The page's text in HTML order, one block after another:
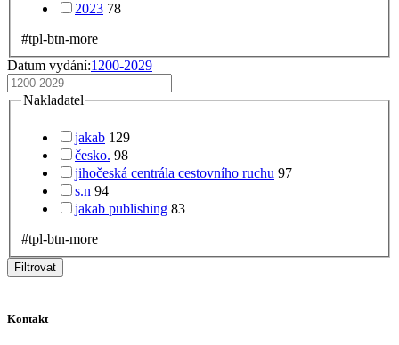
2023 78
#tpl-btn-more
Datum vydání:1200-2029
Nakladatel
jakab 129
česko. 98
jihočeská centrála cestovního ruchu 97
s.n 94
jakab publishing 83
#tpl-btn-more
Filtrovat
Kontakt